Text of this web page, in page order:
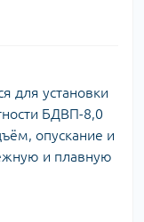
для установки
БДВП-8,0
опускание и
и плавную